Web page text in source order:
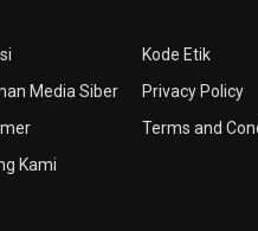
Media Siber
Kami
Kode Etik
Privacy Policy
Terms and